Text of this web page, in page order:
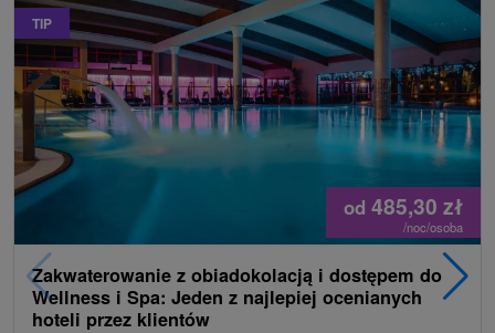
TIP
od 485,30 zł
/noc/osoba
Zakwaterowanie z obiadokolacją i dostępem do
Wellness i Spa: Jeden z najlepiej ocenianych
hoteli przez klientów